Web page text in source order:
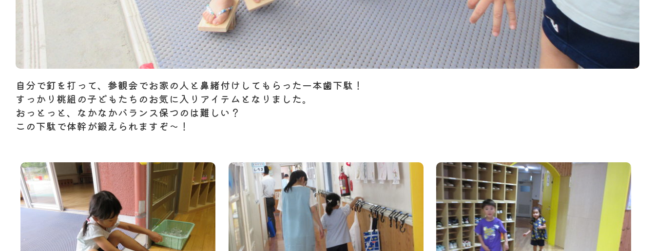
自分で釘を打って、参観会でお家の人と鼻緒付けしてもらった一本歯下駄！
すっかり桃組の子どもたちのお気に入りアイテムとなりました。
おっとっと、なかなかバランス保つのは難しい？
この下駄で体幹が鍛えられますぞ～！